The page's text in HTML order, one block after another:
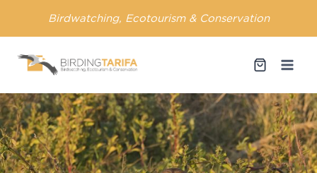
Birdwatching, Ecotourism & Conservation